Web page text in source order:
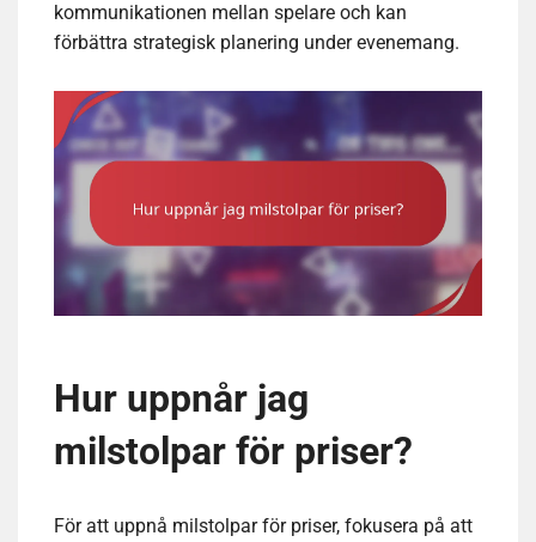
kommunikationen mellan spelare och kan
förbättra strategisk planering under evenemang.
Hur uppnår jag
milstolpar för priser?
För att uppnå milstolpar för priser, fokusera på att